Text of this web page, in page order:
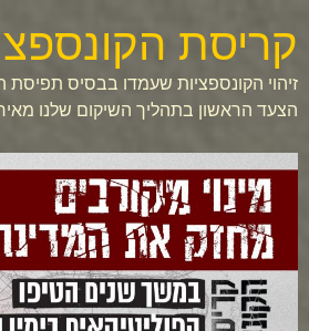
קריסת
זיהוי הקונספציות שעמדו בבסיס
הצעד הראשון בתהליך השיקום שלנו מאירועי 7